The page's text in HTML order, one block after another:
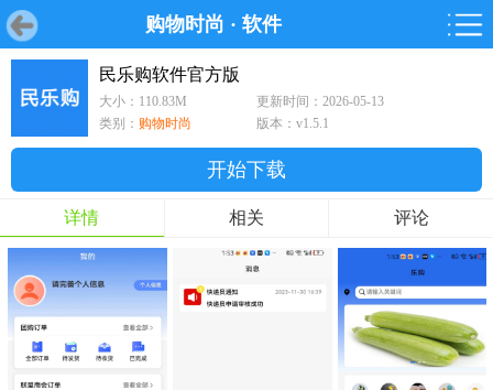
购物时尚 · 软件
游戏 软件
软件 鸿蒙
游戏
鸿蒙
软件
专题
民乐购软件官方版
大小：110.83M
更新时间：2026-05-13
类别： 购物时尚 版本：v1.5.1
开始下载
详情 相关 评论